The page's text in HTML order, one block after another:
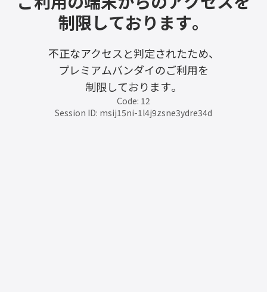
制限しております。
不正なアクセスと判定されたため、
プレミアムバンダイのご利用を
制限しております。
Code: 12
Session ID: msij15ni-1l4j9zsne3ydre34d